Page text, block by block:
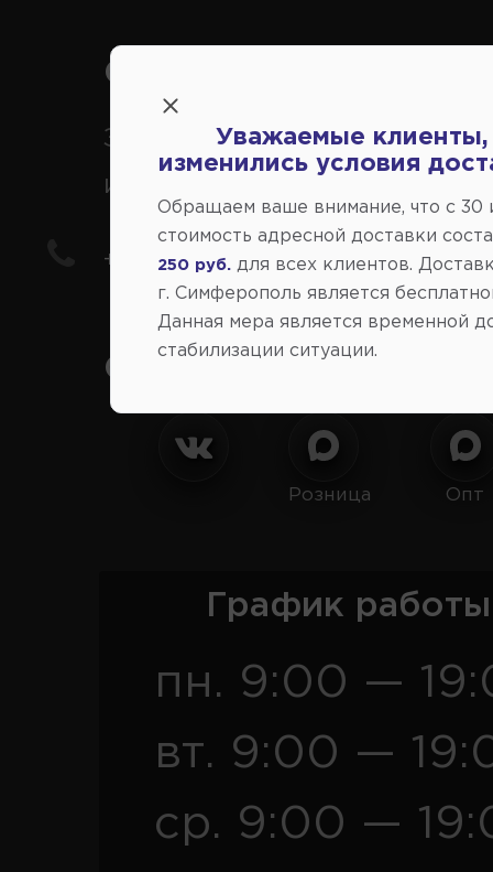
Справочный центр:
Заказ шин, дисков,
иномарки
+7(978) 206-206-8
Социальные сети:
Розница Опт
График
пн. 9:00 —
вт. 9:00 —
ср. 9:00 —
Уважаемые клиенты,
изменились условия
Обращаем ваше внимание, что c 30
стоимость адресной доставки
250 руб. для всех клиентов.
г. Симферополь является
Данная мера является временной
стабилизации ситуации.